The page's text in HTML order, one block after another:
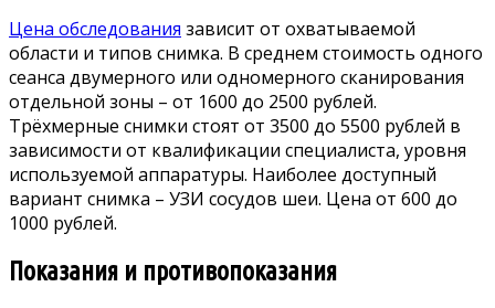
Цена обследования зависит от охватываемой
области и типов снимка. В среднем стоимость одного
сеанса двумерного или одномерного сканирования
отдельной зоны – от 1600 до 2500 рублей.
Трёхмерные снимки стоят от 3500 до 5500 рублей в
зависимости от квалификации специалиста, уровня
используемой аппаратуры. Наиболее доступный
вариант снимка – УЗИ сосудов шеи. Цена от 600 до
1000 рублей.
Показания и противопоказания